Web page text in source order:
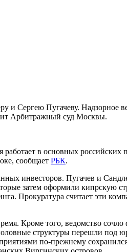
и Сергею Пугачеву. Надзорное
Арбитражный суд Москвы.
в основных российских
сообщает РБК.
инвесторов. Пугачев и
затем оформили кипрскую
Прокуратура считает эти
Кроме того, ведомство
головные структуры перешли
по-прежнему